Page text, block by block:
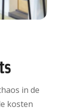
in de
kosten